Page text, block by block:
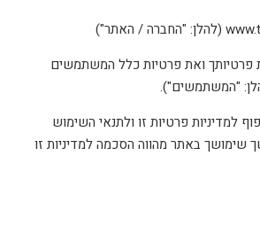
פרטיותך ואת פרטיות כלל המשתמשים
"המשתמשים").
למדיניות פרטיות זו ולתנאי השימוש
באתר מהווה הסכמה למדיניות זו